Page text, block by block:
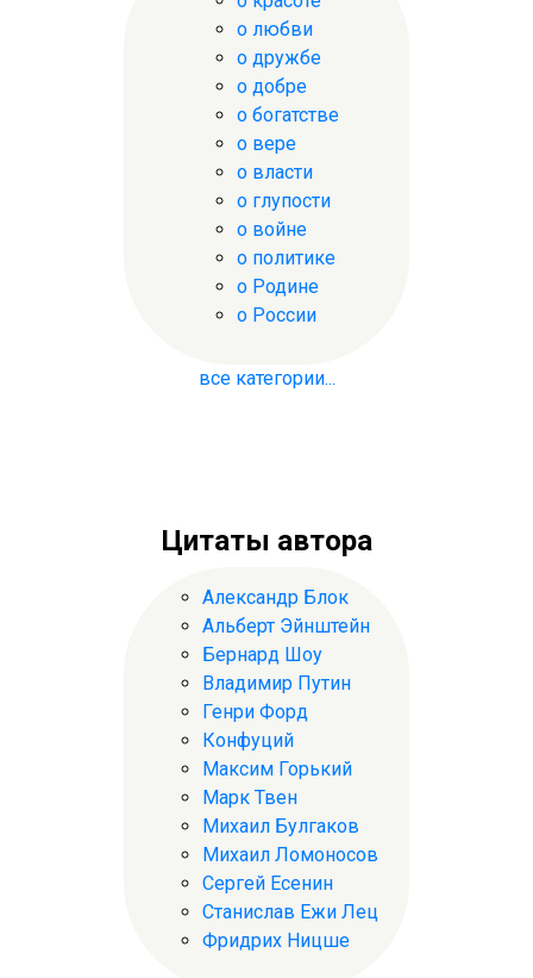
о любви
о дружбе
о добре
о богатстве
о вере
о власти
о глупости
о войне
о политике
о Родине
о России
все категории...
Цитаты автора
Александр Блок
Альберт Эйнштейн
Бернард Шоу
Владимир Путин
Генри Форд
Конфуций
Максим Горький
Марк Твен
Михаил Булгаков
Михаил Ломоносов
Сергей Есенин
Станислав Ежи Лец
Фридрих Ницше